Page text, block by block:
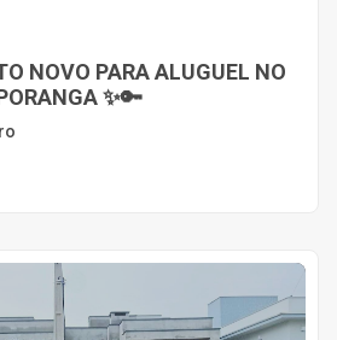
NOVO PARA ALUGUEL NO
✨🔑